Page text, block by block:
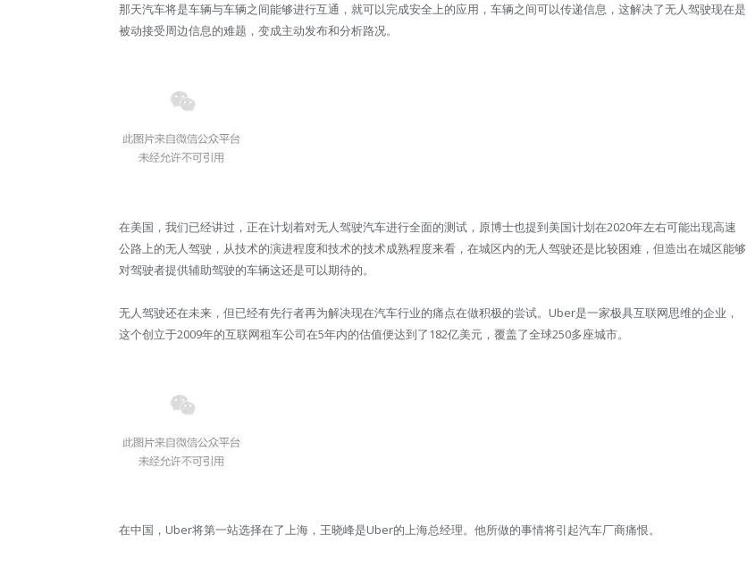
那天汽车将是车辆与车辆之间能够进行互通，就可以完成安全上的应用，车辆之间可以传递信息，这解决了无人驾驶现在是
被动接受周边信息的难题，变成主动发布和分析路况。
在美国，我们已经讲过，正在计划着对无人驾驶汽车进行全面的测试，原博士也提到美国计划在2020年左右可能出现高速
公路上的无人驾驶，从技术的演进程度和技术的技术成熟程度来看，在城区内的无人驾驶还是比较困难，但造出在城区能够
对驾驶者提供辅助驾驶的车辆这还是可以期待的。
无人驾驶还在未来，但已经有先行者再为解决现在汽车行业的痛点在做积极的尝试。Uber是一家极具互联网思维的企业，
这个创立于2009年的互联网租车公司在5年内的估值便达到了182亿美元，覆盖了全球250多座城市。
在中国，Uber将第一站选择在了上海，王晓峰是Uber的上海总经理。他所做的事情将引起汽车厂商痛恨。